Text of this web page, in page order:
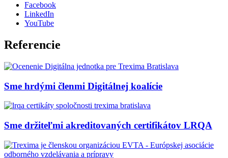
Facebook
LinkedIn
YouTube
Referencie
Sme hrdými členmi Digitálnej koalície
Sme držiteľmi akreditovaných certifikátov LRQA